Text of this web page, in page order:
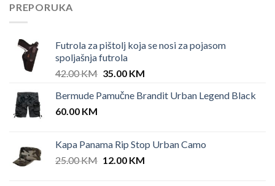
PREPORUKA
Futrola za pištolj koja se nosi za pojasom
spoljašnja futrola
42.00KM Original
was:
35.00 KMCurrent
is:
Bermude Pamučne Brandit Urban Legend Black
60.00 KM
Kapa Panama Rip Stop Urban Camo
25.00KM Original
12.00 KMCurrent